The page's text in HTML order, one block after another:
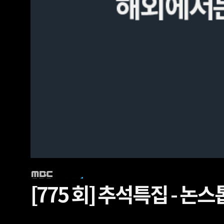
[775 회] 추석특집 - 논